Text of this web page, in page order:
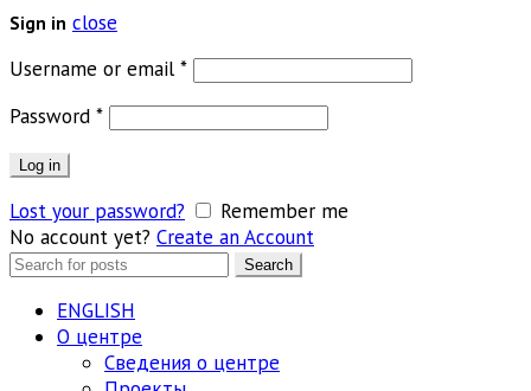
Sign in close
Username or email *Обязательно
Password *Обязательно
Log in
Lost your password?
Remember me
No account yet? Create an Account
Search
Search
ENGLISH
О центре
Сведения о центре